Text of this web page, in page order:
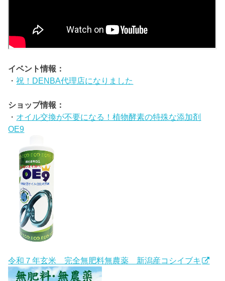
イベント情報：
・祝！DENBA代理店になりました
ショップ情報：
・ オイル交換が不要になる！植物酵素の特殊な添加剤
OE9
令和７年玄米 完全無肥料無農薬 新潟産コシイブキ